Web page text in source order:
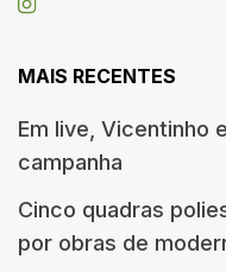
MAIS RECENTES
Em live, Vicentinho
campanha
Cinco quadras
por obras de